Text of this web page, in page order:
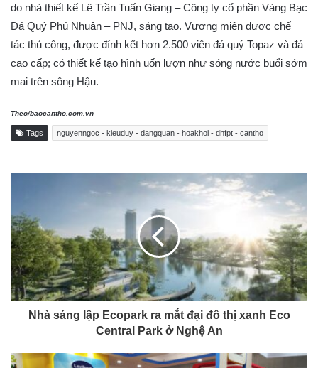
do nhà thiết kế Lê Trần Tuấn Giang – Công ty cổ phần Vàng Bạc
Đá Quý Phú Nhuận – PNJ, sáng tạo. Vương miện được chế
tác thủ công, được đính kết hơn 2.500 viên đá quý Topaz và đá
cao cấp; có thiết kế tạo hình uốn lượn như sóng nước buổi sớm
mai trên sông Hậu.
Theo/baocantho.com.vn
Tags nguyenngoc - kieuduy - dangquan - hoakhoi - dhfpt - cantho
Nhà sáng lập Ecopark ra mắt đại đô thị xanh Eco
Central Park ở Nghệ An